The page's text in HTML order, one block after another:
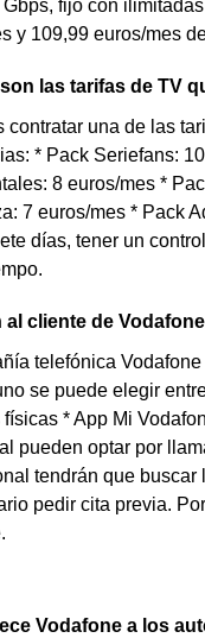
fijo con
y 109,99 euros/mes
las tarifas de TV
contratar una de las
* Pack Seriefans:
8 euros/mes *
7 euros/mes * Pack
días, tener un
cliente de
telefónica
se puede elegir
físicas * App Mi
pueden optar por
tendrán que buscar
pedir cita previa.
Vodafone a los